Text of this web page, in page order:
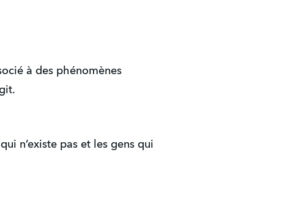
à des phénomènes
n’existe pas et les gens qui